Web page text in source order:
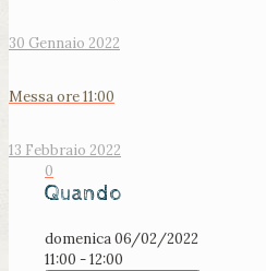
30 Gennaio 2022
Messa ore 11:00
13 Febbraio 2022
0
Quando
domenica 06/02/2022
11:00 - 12:00